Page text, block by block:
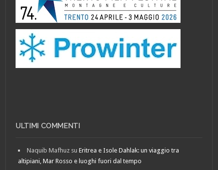
ULTIMI COMMENTI
Naquib Mafhuz suEritrea e Isole Dahlak: un viaggio tra
altipiani, Mar Rosso e luoghi fuori dal tempo